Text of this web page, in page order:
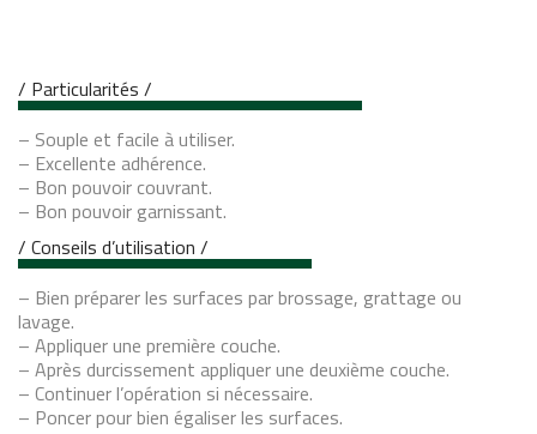
/ Particularités /
– Souple et facile à utiliser.
– Excellente adhérence.
– Bon pouvoir couvrant.
– Bon pouvoir garnissant.
/ Conseils d’utilisation /
– Bien préparer les surfaces par brossage, grattage ou
lavage.
– Appliquer une première couche.
– Après durcissement appliquer une deuxième couche.
– Continuer l’opération si nécessaire.
– Poncer pour bien égaliser les surfaces.